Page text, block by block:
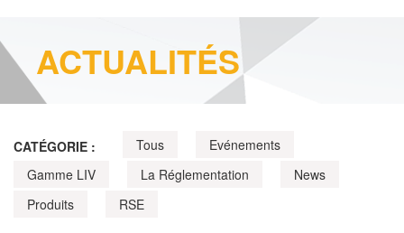
ACTUALITÉS
CATÉGORIE : Tous
Evénements
Gamme LIV
La Réglementation
News
Produits
RSE